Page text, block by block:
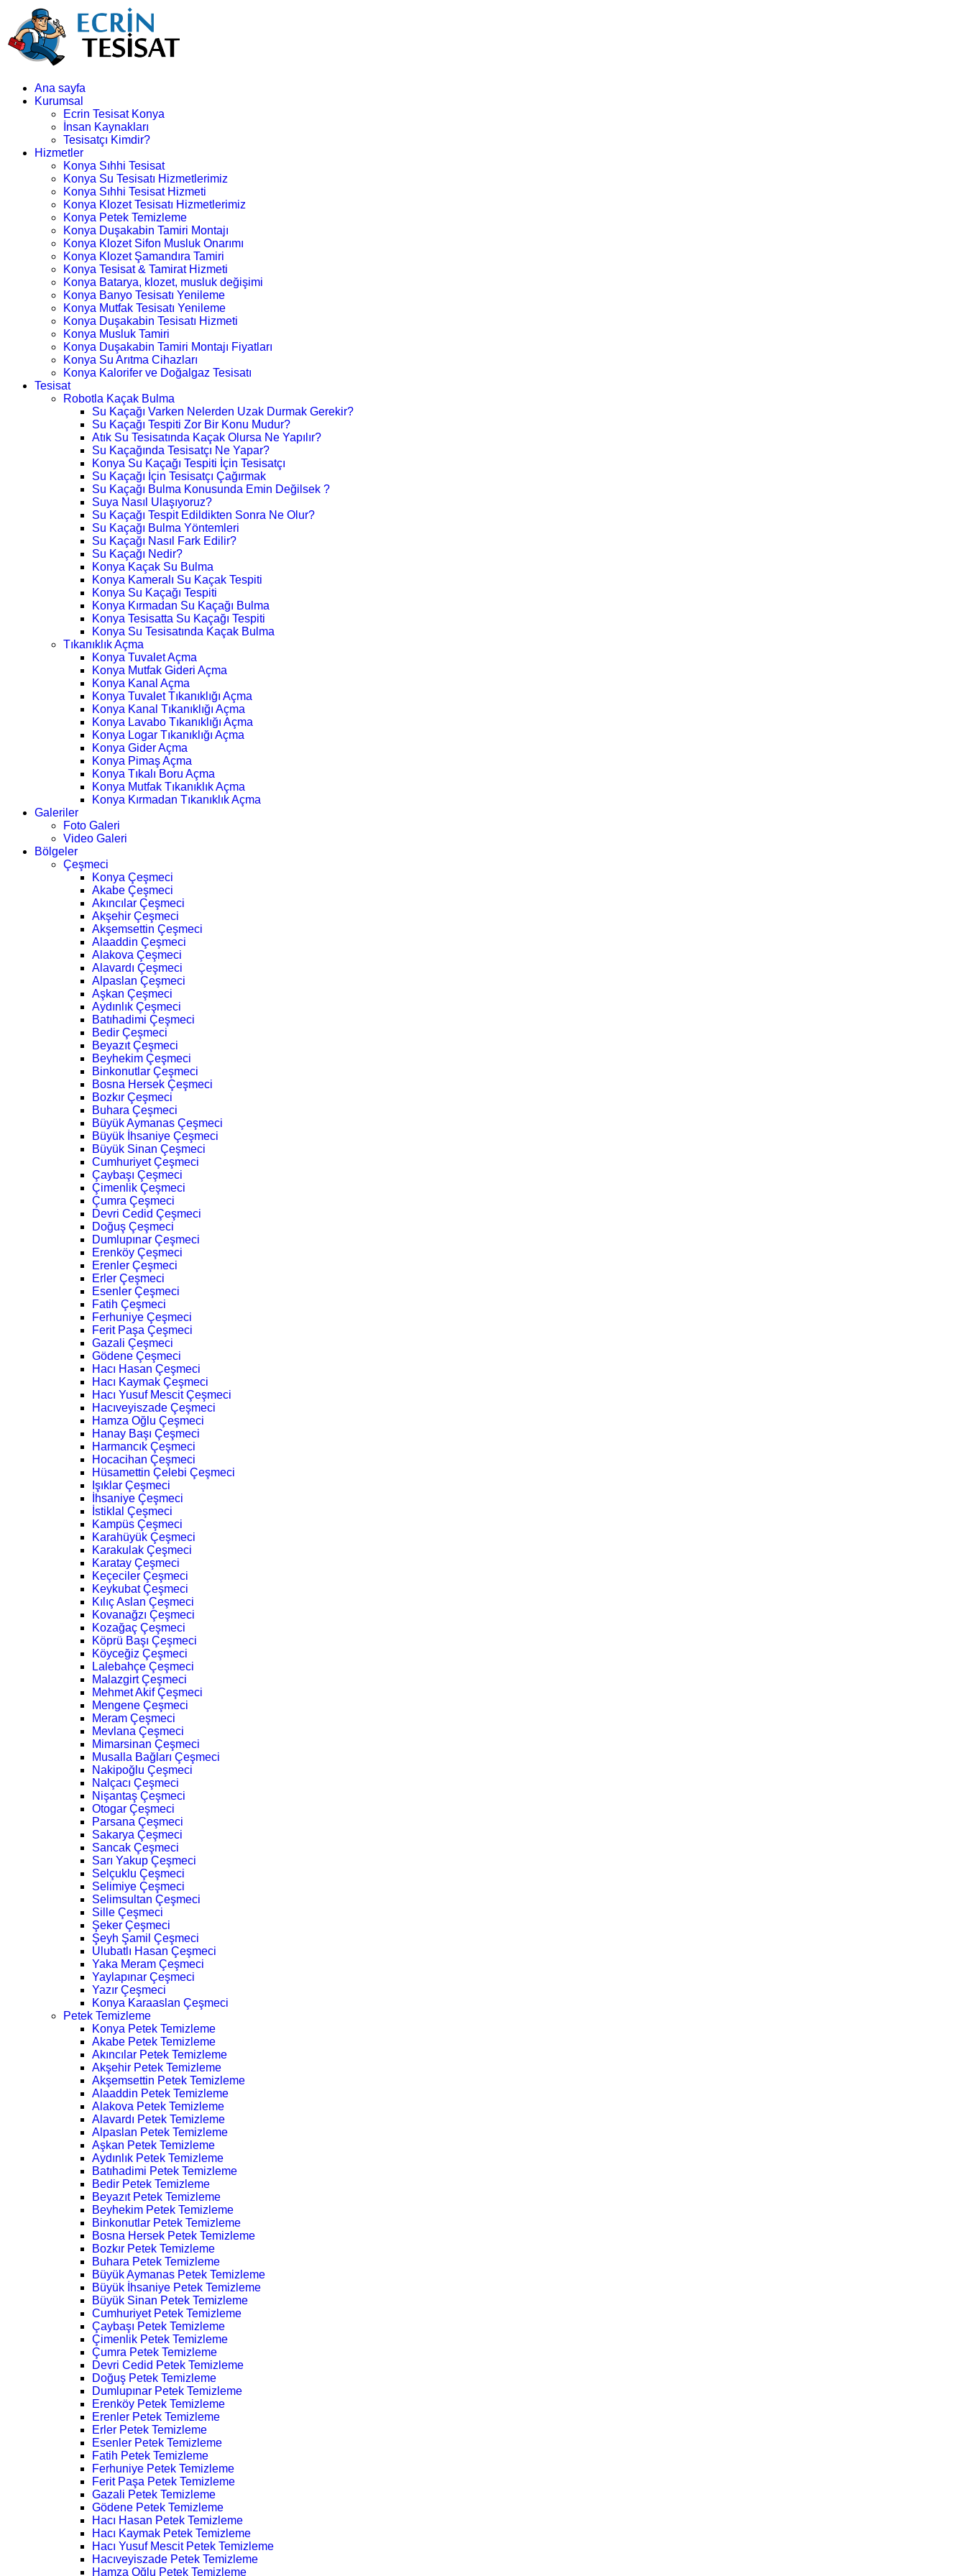
Ana sayfa
Kurumsal
Ecrin Tesisat Konya
İnsan Kaynakları
Tesisatçı Kimdir?
Hizmetler
Konya Sıhhi Tesisat
Konya Su Tesisatı Hizmetlerimiz
Konya Sıhhi Tesisat Hizmeti
Konya Klozet Tesisatı Hizmetlerimiz
Konya Petek Temizleme
Konya Duşakabin Tamiri Montajı
Konya Klozet Sifon Musluk Onarımı
Konya Klozet Şamandıra Tamiri
Konya Tesisat & Tamirat Hizmeti
Konya Batarya, klozet, musluk değişimi
Konya Banyo Tesisatı Yenileme
Konya Mutfak Tesisatı Yenileme
Konya Duşakabin Tesisatı Hizmeti
Konya Musluk Tamiri
Konya Duşakabin Tamiri Montajı Fiyatları
Konya Su Arıtma Cihazları
Konya Kalorifer ve Doğalgaz Tesisatı
Tesisat
Robotla Kaçak Bulma
Su Kaçağı Varken Nelerden Uzak Durmak Gerekir?
Su Kaçağı Tespiti Zor Bir Konu Mudur?
Atık Su Tesisatında Kaçak Olursa Ne Yapılır?
Su Kaçağında Tesisatçı Ne Yapar?
Konya Su Kaçağı Tespiti İçin Tesisatçı
Su Kaçağı İçin Tesisatçı Çağırmak
Su Kaçağı Bulma Konusunda Emin Değilsek ?
Suya Nasıl Ulaşıyoruz?
Su Kaçağı Tespit Edildikten Sonra Ne Olur?
Su Kaçağı Bulma Yöntemleri
Su Kaçağı Nasıl Fark Edilir?
Su Kaçağı Nedir?
Konya Kaçak Su Bulma
Konya Kameralı Su Kaçak Tespiti
Konya Su Kaçağı Tespiti
Konya Kırmadan Su Kaçağı Bulma
Konya Tesisatta Su Kaçağı Tespiti
Konya Su Tesisatında Kaçak Bulma
Tıkanıklık Açma
Konya Tuvalet Açma
Konya Mutfak Gideri Açma
Konya Kanal Açma
Konya Tuvalet Tıkanıklığı Açma
Konya Kanal Tıkanıklığı Açma
Konya Lavabo Tıkanıklığı Açma
Konya Logar Tıkanıklığı Açma
Konya Gider Açma
Konya Pimaş Açma
Konya Tıkalı Boru Açma
Konya Mutfak Tıkanıklık Açma
Konya Kırmadan Tıkanıklık Açma
Galeriler
Foto Galeri
Video Galeri
Bölgeler
Çeşmeci
Konya Çeşmeci
Akabe Çeşmeci
Akıncılar Çeşmeci
Akşehir Çeşmeci
Akşemsettin Çeşmeci
Alaaddin Çeşmeci
Alakova Çeşmeci
Alavardı Çeşmeci
Alpaslan Çeşmeci
Aşkan Çeşmeci
Aydınlık Çeşmeci
Batıhadimi Çeşmeci
Bedir Çeşmeci
Beyazıt Çeşmeci
Beyhekim Çeşmeci
Binkonutlar Çeşmeci
Bosna Hersek Çeşmeci
Bozkır Çeşmeci
Buhara Çeşmeci
Büyük Aymanas Çeşmeci
Büyük İhsaniye Çeşmeci
Büyük Sinan Çeşmeci
Cumhuriyet Çeşmeci
Çaybaşı Çeşmeci
Çimenlik Çeşmeci
Çumra Çeşmeci
Devri Cedid Çeşmeci
Doğuş Çeşmeci
Dumlupınar Çeşmeci
Erenköy Çeşmeci
Erenler Çeşmeci
Erler Çeşmeci
Esenler Çeşmeci
Fatih Çeşmeci
Ferhuniye Çeşmeci
Ferit Paşa Çeşmeci
Gazali Çeşmeci
Gödene Çeşmeci
Hacı Hasan Çeşmeci
Hacı Kaymak Çeşmeci
Hacı Yusuf Mescit Çeşmeci
Hacıveyiszade Çeşmeci
Hamza Oğlu Çeşmeci
Hanay Başı Çeşmeci
Harmancık Çeşmeci
Hocacihan Çeşmeci
Hüsamettin Çelebi Çeşmeci
Işıklar Çeşmeci
İhsaniye Çeşmeci
İstiklal Çeşmeci
Kampüs Çeşmeci
Karahüyük Çeşmeci
Karakulak Çeşmeci
Karatay Çeşmeci
Keçeciler Çeşmeci
Keykubat Çeşmeci
Kılıç Aslan Çeşmeci
Kovanağzı Çeşmeci
Kozağaç Çeşmeci
Köprü Başı Çeşmeci
Köyceğiz Çeşmeci
Lalebahçe Çeşmeci
Malazgirt Çeşmeci
Mehmet Akif Çeşmeci
Mengene Çeşmeci
Meram Çeşmeci
Mevlana Çeşmeci
Mimarsinan Çeşmeci
Musalla Bağları Çeşmeci
Nakipoğlu Çeşmeci
Nalçacı Çeşmeci
Nişantaş Çeşmeci
Otogar Çeşmeci
Parsana Çeşmeci
Sakarya Çeşmeci
Sancak Çeşmeci
Sarı Yakup Çeşmeci
Selçuklu Çeşmeci
Selimiye Çeşmeci
Selimsultan Çeşmeci
Sille Çeşmeci
Şeker Çeşmeci
Şeyh Şamil Çeşmeci
Ulubatlı Hasan Çeşmeci
Yaka Meram Çeşmeci
Yaylapınar Çeşmeci
Yazır Çeşmeci
Konya Karaaslan Çeşmeci
Petek Temizleme
Konya Petek Temizleme
Akabe Petek Temizleme
Akıncılar Petek Temizleme
Akşehir Petek Temizleme
Akşemsettin Petek Temizleme
Alaaddin Petek Temizleme
Alakova Petek Temizleme
Alavardı Petek Temizleme
Alpaslan Petek Temizleme
Aşkan Petek Temizleme
Aydınlık Petek Temizleme
Batıhadimi Petek Temizleme
Bedir Petek Temizleme
Beyazıt Petek Temizleme
Beyhekim Petek Temizleme
Binkonutlar Petek Temizleme
Bosna Hersek Petek Temizleme
Bozkır Petek Temizleme
Buhara Petek Temizleme
Büyük Aymanas Petek Temizleme
Büyük İhsaniye Petek Temizleme
Büyük Sinan Petek Temizleme
Cumhuriyet Petek Temizleme
Çaybaşı Petek Temizleme
Çimenlik Petek Temizleme
Çumra Petek Temizleme
Devri Cedid Petek Temizleme
Doğuş Petek Temizleme
Dumlupınar Petek Temizleme
Erenköy Petek Temizleme
Erenler Petek Temizleme
Erler Petek Temizleme
Esenler Petek Temizleme
Fatih Petek Temizleme
Ferhuniye Petek Temizleme
Ferit Paşa Petek Temizleme
Gazali Petek Temizleme
Gödene Petek Temizleme
Hacı Hasan Petek Temizleme
Hacı Kaymak Petek Temizleme
Hacı Yusuf Mescit Petek Temizleme
Hacıveyiszade Petek Temizleme
Hamza Oğlu Petek Temizleme